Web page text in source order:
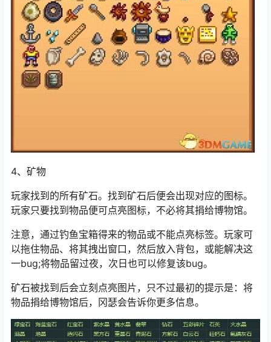
4、矿物
玩家找到的所有矿石。找到矿石后便会出现对应的图标。
玩家只要找到物品便可点亮图标，不必将其捐给博物馆。
注意，通过钓鱼宝箱得来的物品或不能点亮标签。玩家可
以拖住物品、将其拽出窗口，然后放入背包，或能解决这
一bug;将物品留过夜，次日也可以修复该bug。
矿石被找到后会立刻点亮图片，只不过最初的提示是：将
物品捐给博物馆后，冈瑟会告诉你更多信息。